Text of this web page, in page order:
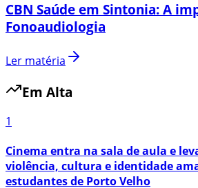
CBN Saúde em Sintonia: A
Fonoaudiologia
Ler matéria
Em Alta
1
Cinema entra na sala de aula e
violência, cultura e identidade
estudantes de Porto Velho